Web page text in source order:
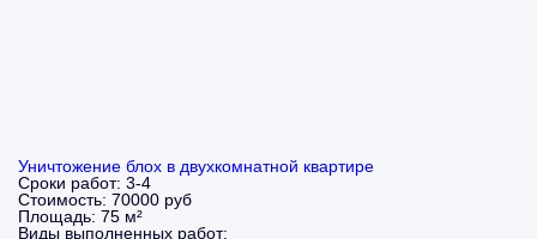
Уничтожение блох в двухкомнатной квартире
Сроки работ: 3-4
Стоимость: 70000 руб
Площадь: 75 м²
Виды выполненных работ: